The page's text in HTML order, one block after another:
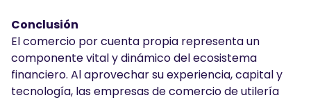
Conclusión
El comercio por cuenta propia representa un
componente vital y dinámico del ecosistema
financiero. Al aprovechar su experiencia, capital y
tecnología, las empresas de comercio de utilería